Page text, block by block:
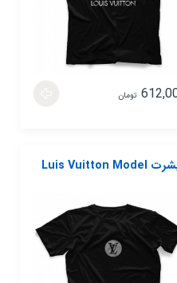
تومان
تیشرت Luis Vuitton Model